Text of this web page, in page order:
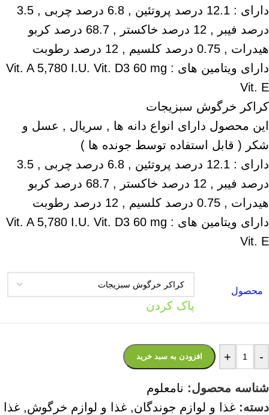
دارای : 12.1 درصد پروتئین , 6.8 درصد چربی , 3.5
درصد فیبر , 12 درصد خاکستر , 68.7 درصد کربو
هیدرات , 0.75 درصد کلسیم , 12 درصد رطوبت
دارای ویتامین های : Vit. A 5,780 I.U. Vit. D3 60 mg
Vit. E
کراکر خرگوش سبزیجات
این محصول دارای انواع دانه ها , سریال , عسل و
شکر ( قابل استفاده توسط جونده ها )
دارای : 12.1 درصد پروتئین , 6.8 درصد چربی , 3.5
درصد فیبر , 12 درصد خاکستر , 68.7 درصد کربو
هیدرات , 0.75 درصد کلسیم , 12 درصد رطوبت
دارای ویتامین های : Vit. A 5,780 I.U. Vit. D3 60 mg
Vit. E
محصول
پاک کردن
-
+ افزودن به سبد خرید
شناسه محصول: نامعلوم
دسته: غذا و لوازم جوندگان, غذا و لوازم خرگوش, غذا